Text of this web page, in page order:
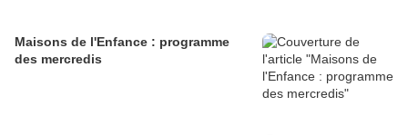
Maisons de l'Enfance : programme
des mercredis